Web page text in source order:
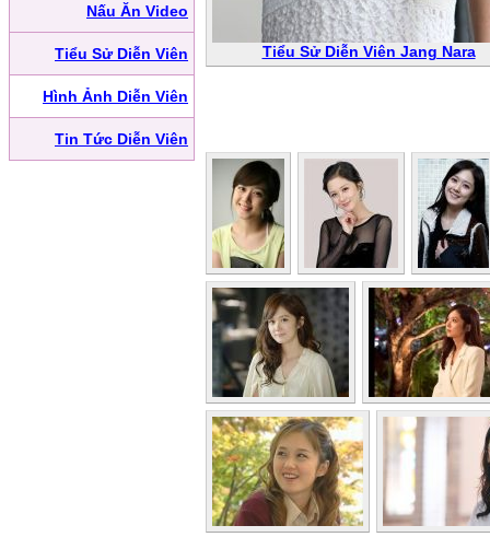
Nấu Ăn Video
Tiểu Sử Diễn Viên
Hình Ảnh Diễn Viên
Tin Tức Diễn Viên
Tiểu Sử Diễn Viên Jang Nara